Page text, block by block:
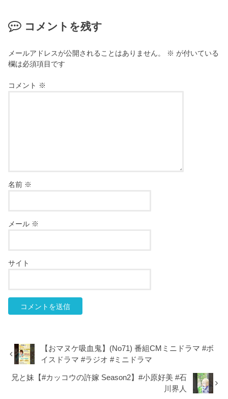
コメントを残す
メールアドレスが公開されることはありません。 ※ が付いている
欄は必須項目です
コメント ※
名前 ※
メール ※
サイト
【おマヌケ吸血鬼】(No71) 番組CMミニドラマ #ボ
イスドラマ #ラジオ #ミニドラマ
兄と妹【#カッコウの許嫁 Season2】#小原好美 #石
川界人